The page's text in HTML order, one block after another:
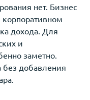
нет. Бизнес
корпоративном
дохода. Для
и
заметно.
без добавления